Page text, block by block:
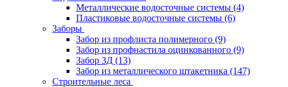
Металлические водосточные системы (4)
Пластиковые водосточные системы (6)
Заборы
Забор из профлиста полимерного (9)
Забор из профнастила оцинкованного (9)
Забор 3Д (13)
Забор из металлического штакетника (147)
Строительные леса